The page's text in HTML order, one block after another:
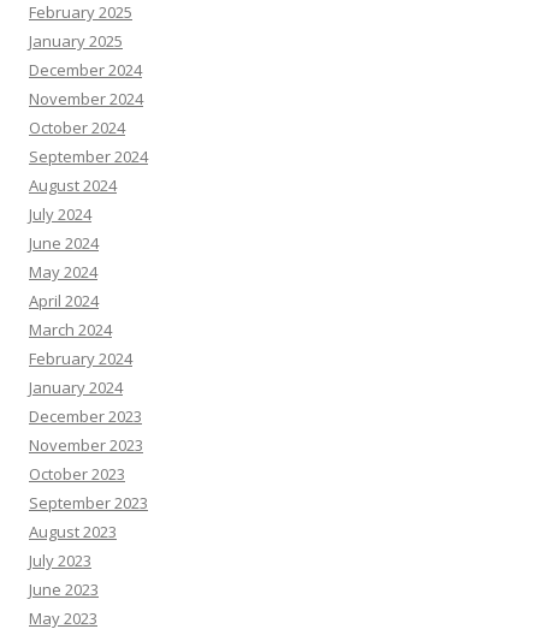
February 2025
January 2025
December 2024
November 2024
October 2024
September 2024
August 2024
July 2024
June 2024
May 2024
April 2024
March 2024
February 2024
January 2024
December 2023
November 2023
October 2023
September 2023
August 2023
July 2023
June 2023
May 2023